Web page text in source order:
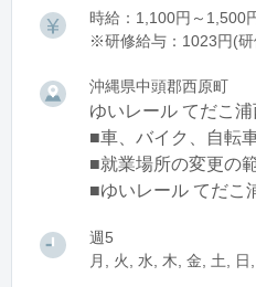
時給：1,100円～1,500
※研修給与：1023円(
沖縄県中頭郡西原町
ゆいレール てだこ
■車、バイク、自転
■就業場所の変更の
■ゆいレール てだこ
週5
月, 火, 水, 木, 金, 土, 日